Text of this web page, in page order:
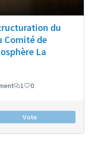
du
Comité de
La
1 0
Vote